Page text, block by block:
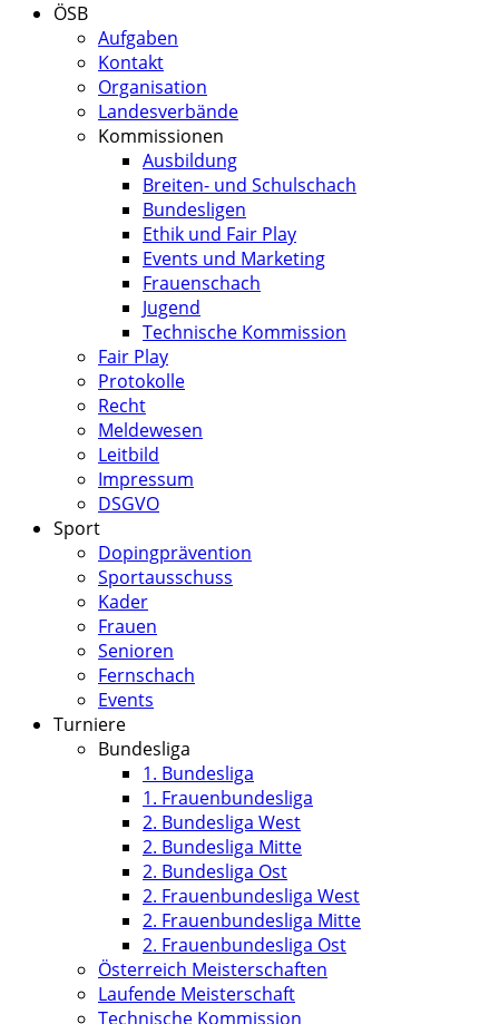
ÖSB
Aufgaben
Kontakt
Organisation
Landesverbände
Kommissionen
Ausbildung
Breiten- und Schulschach
Bundesligen
Ethik und Fair Play
Events und Marketing
Frauenschach
Jugend
Technische Kommission
Fair Play
Protokolle
Recht
Meldewesen
Leitbild
Impressum
DSGVO
Sport
Dopingprävention
Sportausschuss
Kader
Frauen
Senioren
Fernschach
Events
Turniere
Bundesliga
1. Bundesliga
1. Frauenbundesliga
2. Bundesliga West
2. Bundesliga Mitte
2. Bundesliga Ost
2. Frauenbundesliga West
2. Frauenbundesliga Mitte
2. Frauenbundesliga Ost
Österreich Meisterschaften
Laufende Meisterschaft
Technische Kommission